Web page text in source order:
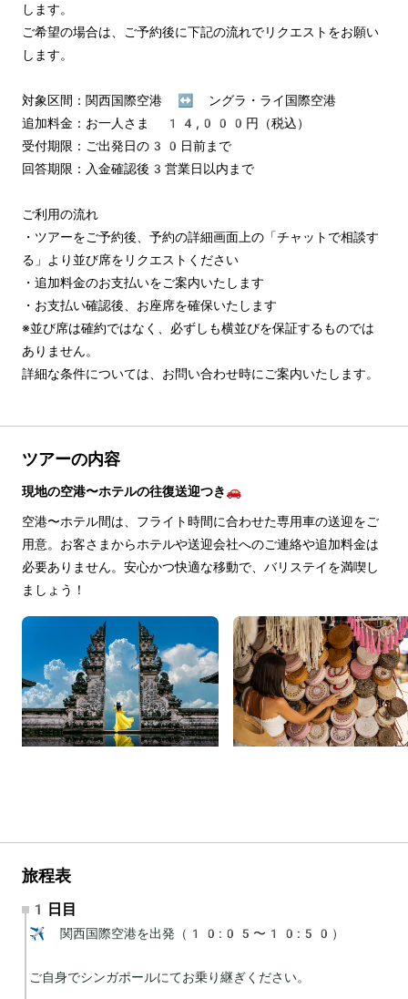
します。
ご希望の場合は、ご予約後に下記の流れでリクエストをお願い
します。
対象区間：関西国際空港 ↔︎ ングラ・ライ国際空港
追加料金：お一人さま 14,000円（税込）
受付期限：ご出発日の30日前まで
回答期限：入金確認後3営業日以内まで
ご利用の流れ
・ツアーをご予約後、予約の詳細画面上の「チャットで相談す
る」より並び席をリクエストください
・追加料金のお支払いをご案内いたします
・お支払い確認後、お座席を確保いたします
※並び席は確約ではなく、必ずしも横並びを保証するものでは
ありません。
詳細な条件については、お問い合わせ時にご案内いたします。
ツアーの内容
現地の空港〜ホテルの往復送迎つき🚗
空港〜ホテル間は、フライト時間に合わせた専用車の送迎をご
用意。お客さまからホテルや送迎会社へのご連絡や追加料金は
必要ありません。安心かつ快適な移動で、バリステイを満喫し
ましょう！
旅程表
1日目
✈️ 関西国際空港を出発（10:05〜10:50）
ご自身でシンガポールにてお乗り継ぎください。